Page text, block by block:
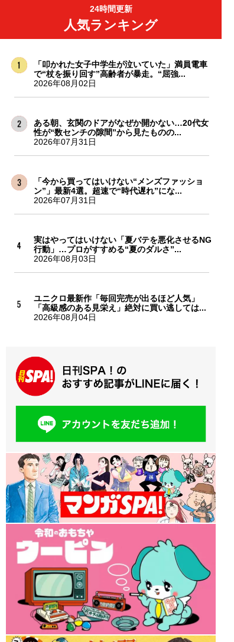
24時間更新
人気ランキング
「叩かれた女子中学生が泣いていた」満員電車
で“杖を振り回す”高齢者が暴走。“屈強...
2026年08月02日
ある朝、玄関のドアがなぜか開かない…20代女
性が“数センチの隙間”から見たものの...
2026年07月31日
「今から買ってはいけない“メンズファッショ
ン”」最新4選。超速で“時代遅れ”にな...
2026年07月31日
実はやってはいけない「夏バテを悪化させるNG
行動」…プロがすすめる“夏のダルさ”...
2026年08月03日
ユニクロ最新作「毎回完売が出るほど人気」
「高級感のある見栄え」絶対に買い逃しては...
2026年08月04日